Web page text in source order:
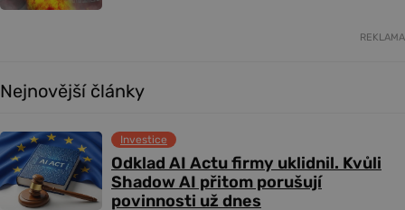
REKLAMA
Nejnovější články
Odklad AI Actu firmy uklidnil. Kvůli
Shadow AI přitom porušují
povinnosti už dnes
Investice